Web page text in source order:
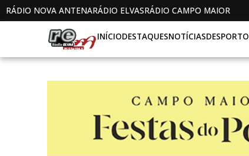
RÁDIO NOVA ANTENARÁDIO ELVASRÁDIO CAMPO MAIOR
INÍCIODESTAQUESNOTÍCIASDESPORTO